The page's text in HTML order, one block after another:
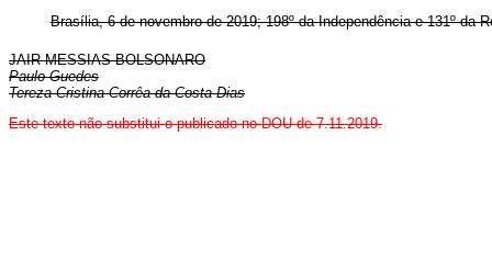
Brasília, 6 de novembro de 2019; 198º da Independência e 131º da
JAIR MESSIAS BOLSONARO
Paulo Guedes
Tereza Cristina Corrêa da Costa Dias
Este texto não substitui o publicado no DOU de 7.11.2019.